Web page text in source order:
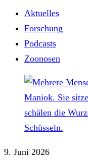
Aktuelles
Forschung
Podcasts
Zoonosen
9. Juni 2026